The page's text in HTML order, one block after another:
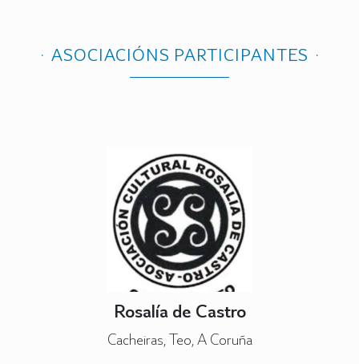
ASOCIACIÓNS PARTICIPANTES
Rosalía de Castro
Cacheiras, Teo, A Coruña